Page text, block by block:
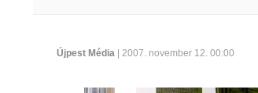
Újpest Média | 2007. november 12. 00:00